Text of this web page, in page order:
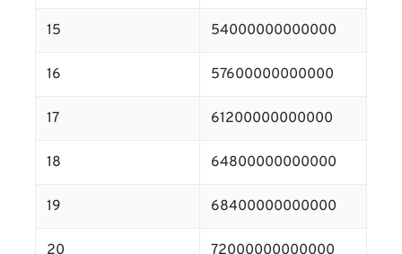
15 54000000000000
16 57600000000000
17 61200000000000
18 64800000000000
19 68400000000000
20 72000000000000